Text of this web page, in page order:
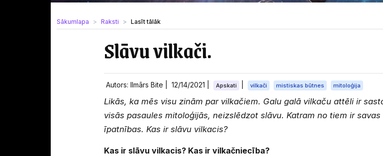
Sākumlapa Raksti Lasīt tālāk
Slāvu vilkači.
Autors: Ilmārs Bite | 12/14/2021 Apskati vilkači mistiskas būtnes mitoloģija
Likās, ka mēs visu zinām par vilkačiem. Galu galā vilkaču attēli ir
visās pasaules mitoloģijās, neizslēdzot slāvu. Katram no tiem ir savas
īpatnības. Kas ir slāvu vilkacis?
Kas ir slāvu vilkacis? Kas ir vilkačniecība?